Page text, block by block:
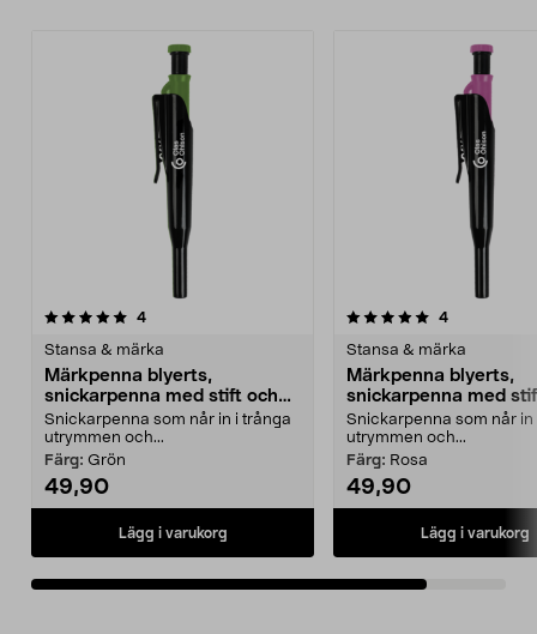
4recensioner
Stansa & märka
Märkpenna blyerts,
snickarpenna med stift och
vässare
Snickarpenna som når in i trånga
utrymmen och...
Färg: Grön
49,90
Lägg i varukorg
5.0av 5 stjärnor 4recensioner
Stansa & märka
Märkpenna blyerts,
snickarpenna med
vässare
Snickarpenna som når in
utrymmen och...
Färg: Rosa
49,90
Lägg i varukorg